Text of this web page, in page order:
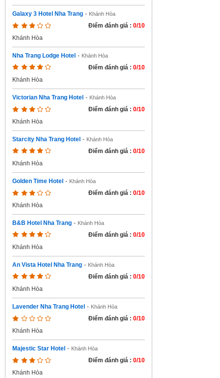
Galaxy 3 Hotel Nha Trang - Khánh Hòa
Điểm đánh giá : 0/10
Khánh Hòa
Nha Trang Lodge Hotel - Khánh Hòa
Điểm đánh giá : 0/10
Khánh Hòa
Victorian Nha Trang Hotel - Khánh Hòa
Điểm đánh giá : 0/10
Khánh Hòa
Starcity Nha Trang Hotel - Khánh Hòa
Điểm đánh giá : 0/10
Khánh Hòa
Golden Time Hotel - Khánh Hòa
Điểm đánh giá : 0/10
Khánh Hòa
B&B Hotel Nha Trang - Khánh Hòa
Điểm đánh giá : 0/10
Khánh Hòa
An Vista Hotel Nha Trang - Khánh Hòa
Điểm đánh giá : 0/10
Khánh Hòa
Lavender Nha Trang Hotel - Khánh Hòa
Điểm đánh giá : 0/10
Khánh Hòa
Majestic Star Hotel - Khánh Hòa
Điểm đánh giá : 0/10
Khánh Hòa